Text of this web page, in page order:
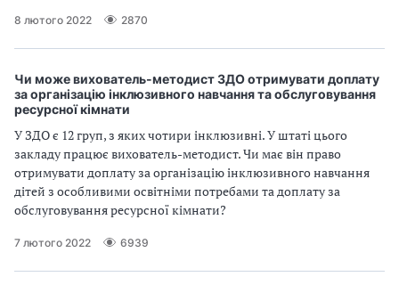
8 лютого 2022 2870
Чи може вихователь-методист ЗДО отримувати доплату
за організацію інклюзивного навчання та обслуговування
ресурсної кімнати
У ЗДО є 12 груп, з яких чотири інклюзивні. У штаті цього
закладу працює вихователь-методист. Чи має він право
отримувати доплату за організацію інклюзивного навчання
дітей з особливими освітніми потребами та доплату за
обслуговування ресурсної кімнати?
7 лютого 2022 6939